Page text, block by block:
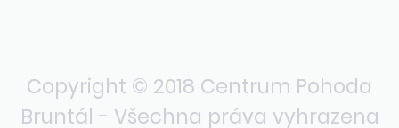
Copyright © 2018 Centrum Pohoda
Bruntál - Všechna práva vyhrazena